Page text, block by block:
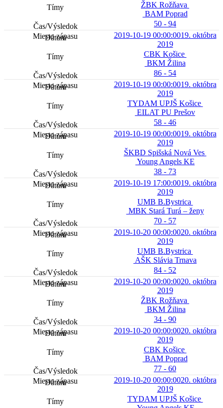
ŽBK Rožňava
BAM Poprad
50 - 94
2019-10-19 00:00:0019. októbra
2019
CBK Košice
BKM Žilina
86 - 54
2019-10-19 00:00:0019. októbra
2019
TYDAM UPJŠ Košice
EILAT PU Prešov
58 - 46
2019-10-19 00:00:0019. októbra
2019
ŠKBD Spišská Nová Ves
Young Angels KE
38 - 73
2019-10-19 17:00:0019. októbra
2019
UMB B.Bystrica
MBK Stará Turá – ženy
70 - 57
2019-10-20 00:00:0020. októbra
2019
UMB B.Bystrica
AŠK Slávia Trnava
84 - 52
2019-10-20 00:00:0020. októbra
2019
ŽBK Rožňava
BKM Žilina
34 - 90
2019-10-20 00:00:0020. októbra
2019
CBK Košice
BAM Poprad
77 - 60
2019-10-20 00:00:0020. októbra
2019
TYDAM UPJŠ Košice